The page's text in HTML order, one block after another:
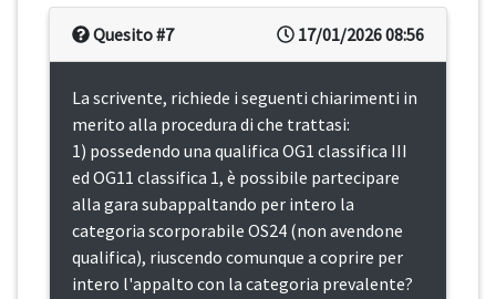
17/01/2026 08:56
Quesito #7
La scrivente, richiede i seguenti chiarimenti in
merito alla procedura di che trattasi:
1) possedendo una qualifica OG1 classifica III
ed OG11 classifica 1, è possibile partecipare
alla gara subappaltando per intero la
categoria scorporabile OS24 (non avendone
qualifica), riuscendo comunque a coprire per
intero l'appalto con la categoria prevalente?